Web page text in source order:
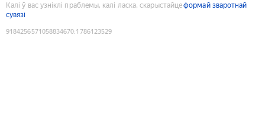
Калі ў вас узніклі праблемы, калі ласка, скарыстайцеформай зваротнай
сувязі
9184256571058834670:1786123529